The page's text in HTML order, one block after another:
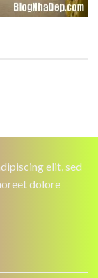
elit, sed
dolore